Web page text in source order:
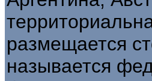
размещается
называется